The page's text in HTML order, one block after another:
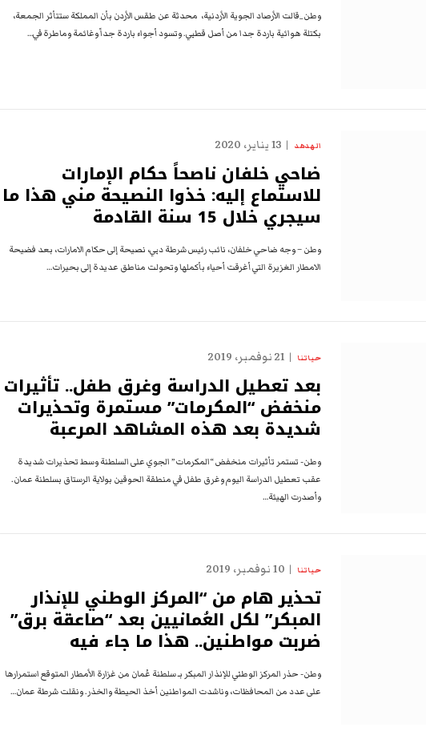
وطن_قالت الأرصاد الجوية الأردنية، محدثة عن طقس الأردن بأن المملكة ستتأثر الجمعة،
بكتلة هوائية باردة جدا من أصل قطبي. وتسود أجواء باردة جداً وغائمة وماطرة في…
الهدهد 13 يناير، 2020
ضاحي خلفان ناصحاً حكام الإمارات
للاستماع إليه: خذوا النصيحة مني هذا ما
سيجري خلال 15 سنة القادمة
وطن – وجه ضاحي خلفان، نائب رئيس شرطة دبي، نصيحة إلى حكام الامارات، بعد فضيحة
الامطار الغزيرة التي أغرقت أحياء بأكملها وتحولت مناطق عديدة إلى بحيرات…
حياتنا 21 نوفمبر، 2019
بعد تعطيل الدراسة وغرق طفل.. تأثيرات
منخفض “المكرمات” مستمرة وتحذيرات
شديدة بعد هذه المشاهد المرعبة
وطن- تستمر تأثيرات منخفض “المكرمات” الجوي على السلطنة وسط تحذيرات شديدة
عقب تعطيل الدراسة اليوم وغرق طفل في منطقة الحوقين بولاية الرستاق⁩ بسلطنة عمان.
وأصدرت الهيئة…
حياتنا 10 نوفمبر، 2019
تحذير هام من “المركز الوطني للإنذار
المبكر” لكل العُمانيين بعد “صاعقة برق”
ضربت مواطنين.. هذا ما جاء فيه
وطن- حذر المركز الوطني للإنذار المبكر بـ سلطنة عُمان من غزارة الأمطار المتوقع استمرارها
على عدد من المحافظات، وناشدت المواطنين أخذ الحيطة والخذر. ونقلت شرطة عمان…